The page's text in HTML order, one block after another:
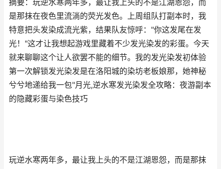
摘要：玩逆水寒两年多，最让我上头的不是江湖恩怨，而
是那抹在夜色里流淌的荧光发色。上周组队打副本时，我
特意把头发染成流光紫，结果队友惊呼："你这发尾在发
光！"这才让我想起游戏里藏着不少发光染发的彩蛋。今天
就来聊聊这个让人欲罢不能的细节。我的发光染发初体验
第一次解锁发光染发是在洛阳城的染坊老板娘那，她神秘
兮兮地递给我一包"月光,逆水寒发光染发全攻略：夜游副本
的隐藏彩蛋与染色技巧
玩逆水寒两年多，最让我上头的不是江湖恩怨，而是那抹